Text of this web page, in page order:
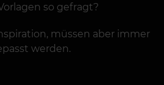
so gefragt?
müssen aber immer
werden.